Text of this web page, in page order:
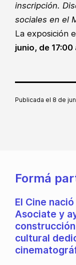
inscripción.
sociales en el
La exposición
junio, de 17:00
Publicada el 8 de
Formá
El Cine
Asociate y
cultural